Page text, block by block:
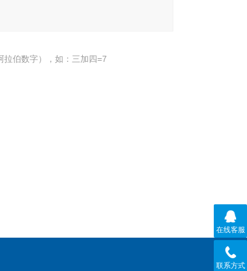
拉伯数字），如：三加四=7
在线客服
联系方式